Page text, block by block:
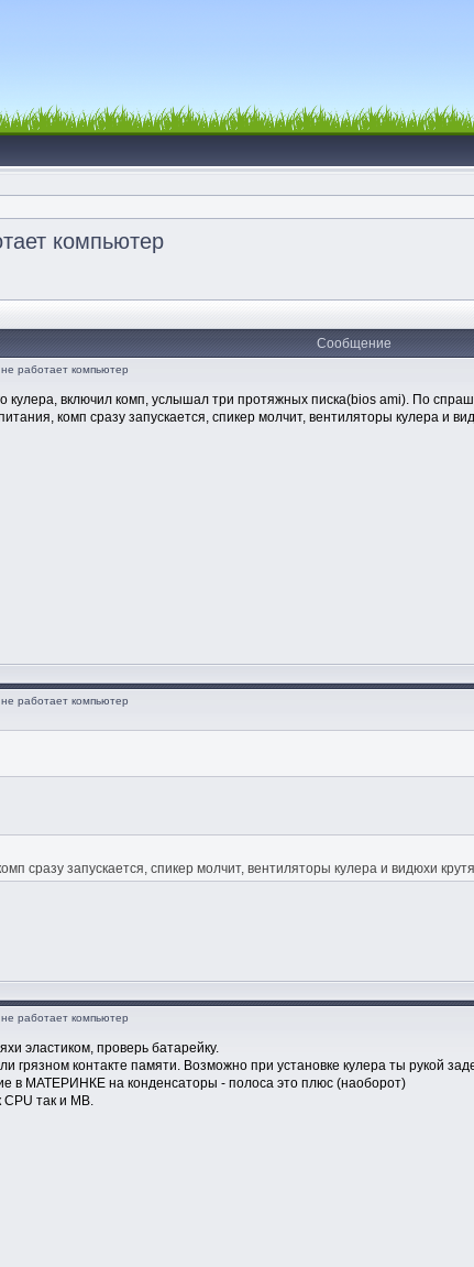
компьютер
Сообщение
работает компьютер
кулера, включил комп, услышал три протяжных писка(bios ami). По
комп сразу запускается, спикер молчит, вентиляторы кулера и
работает компьютер
сразу запускается, спикер молчит, вентиляторы кулера и видюхи
работает компьютер
эластиком, проверь батарейку.
грязном контакте памяти. Возможно при установке кулера ты рукой
в МАТЕРИНКЕ на конденсаторы - полоса это плюс (наоборот)
CPU так и MB.